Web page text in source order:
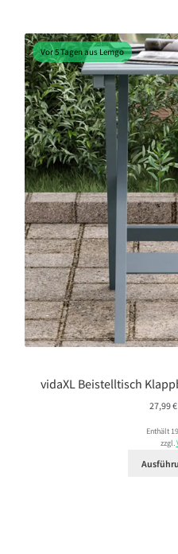
Vor 5 Tagen aus Lemgo
vidaXL Beistelltisch
27,99€
Enthält
zzgl.